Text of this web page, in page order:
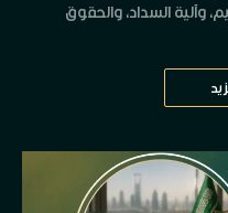
وآلية السداد، والحقوق